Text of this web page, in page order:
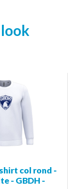
col rond -
- GBDH -